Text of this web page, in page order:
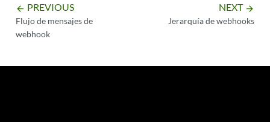
arrow_backward PREVIOUS
Flujo de mensajes de
webhook
NEXT arrow_forward
Jerarquía de webhooks